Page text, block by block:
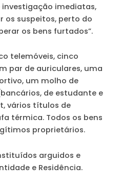
imediatas,
os suspeitos, perto do
os bens furtados”.
telemóveis, cinco
par de auriculares, uma
um molho de
de estudante e
vários títulos de
térmica. Todos os bens
proprietários.
arguidos e
e Residência.